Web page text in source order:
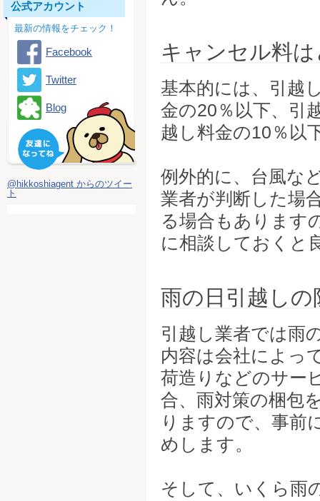
キャンセル料
基本的には、引越
金の20％以下、引
越し料金の10％以
例外的に、台風な
業者が判断した場
る場合もあります
に相談しておくと
雨の日引越しの
引越し業者では雨
内容は会社によっ
荷造りなどのサー
合、雨対策の梱包
りますので、事前
めします。
そして、いくら雨
公式アカウント
最新の情報をチェック！
Facebook
Twitter
Blog
@hikkoshiagent からのツイー
ト